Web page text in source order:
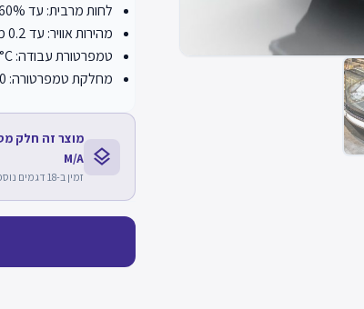
לחות מרבית: עד ‎60%
מהירות אוויר: עד ‎0.2 מ׳/ש׳
טמפרטורת עבודה: ‎-1…+1°C
מחלקת טמפרטורה: M0
layers
M/A
זמין ב-18 דגמים נוספים